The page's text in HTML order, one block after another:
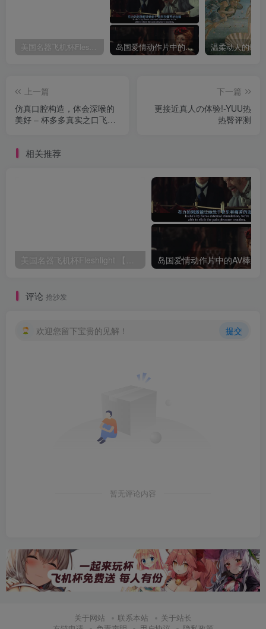
美国名器飞机杯Fleshlight 【Quickshot-Vantage 双头飞机杯】完全评测 岛国爱情动作片中的AV棒到底有多猛？成人用品震动棒的发展史！
上一篇
仿真口腔构造，体会深喉的
美好 – 杯多多真实之口飞机
下一篇
更接近真人の体验!-YUU热
热臀评测
相关推荐
评论 抢沙发
欢迎您留下宝贵的见解！ 提交
暂无评论内容
关于网站 联系本站
关于站长